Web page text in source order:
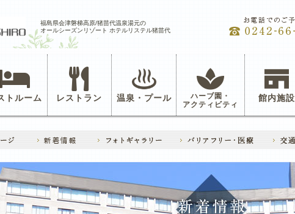
福島県会津磐梯高原/猪苗代温泉湯元の
オールシーズンリゾート ホテルリステル猪苗代
トルーム レストラン 温泉・プール ハーブ園・
アクティビティ
館内施設